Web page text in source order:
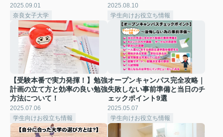
2025.09.01
奈良女子大学
2025.08.10
学生向けお役立ち情報
【受験本番で実力発揮！】勉強
計画の立て方と効率の良い勉強
方法について！
2025.07.06
学生向けお役立ち情報
オープンキャンパス完全攻略｜
失敗しない事前準備と当日のチ
ェックポイント9選
2025.05.07
学生向けお役立ち情報